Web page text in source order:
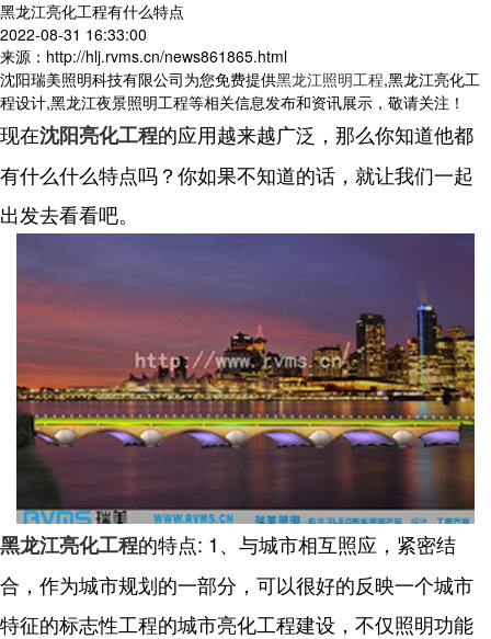
黑龙江亮化工程有什么特点
2022-08-31 16:33:00
来源：http://hlj.rvms.cn/news861865.html
沈阳瑞美照明科技有限公司为您免费提供黑龙江照明工程,黑龙江亮化工
程设计,黑龙江夜景照明工程等相关信息发布和资讯展示，敬请关注！
现在沈阳亮化工程的应用越来越广泛，那么你知道他都
有什么什么特点吗？你如果不知道的话，就让我们一起
出发去看看吧。
黑龙江亮化工程的特点: 1、与城市相互照应，紧密结
合，作为城市规划的一部分，可以很好的反映一个城市
特征的标志性工程的城市亮化工程建设，不仅照明功能